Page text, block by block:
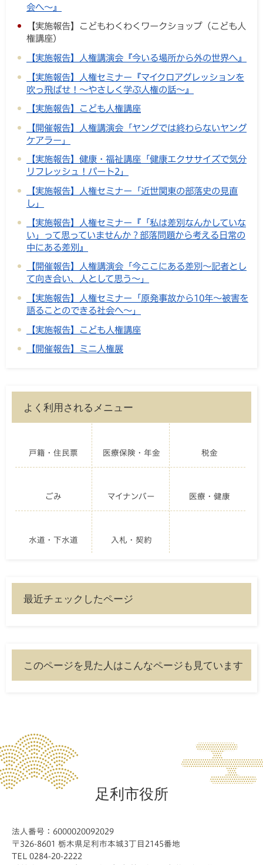
会へ～』
【実施報告】こどもわくわくワークショップ（こども人
権講座）
【実施報告】人権講演会『今いる場所から外の世界へ』
【実施報告】人権セミナー『マイクロアグレッションを
吹っ飛ばせ！～やさしく学ぶ人権の話～』
【実施報告】こども人権講座
【開催報告】人権講演会「ヤングでは終わらないヤング
ケアラー」
【実施報告】健康・福祉講座「健康エクササイズで気分
リフレッシュ！パート2」
【実施報告】人権セミナー「近世関東の部落史の見直
し」
【実施報告】人権セミナー『「私は差別なんかしていな
い」って思っていませんか？部落問題から考える日常の
中にある差別』
【開催報告】人権講演会「今ここにある差別～記者とし
て向き合い、人として思う～」
【実施報告】人権セミナー「原発事故から10年～被害を
語ることのできる社会へ～」
【実施報告】こども人権講座
【開催報告】ミニ人権展
よく利用されるメニュー
戸籍・住民票 医療保険・年金 税金
ごみ マイナンバー 医療・健康
水道・下水道 入札・契約
最近チェックしたページ
このページを見た人はこんなページも見ています
足利市役所
法人番号：6000020092029
〒326-8601 栃木県足利市本城3丁目2145番地
TEL 0284-20-2222